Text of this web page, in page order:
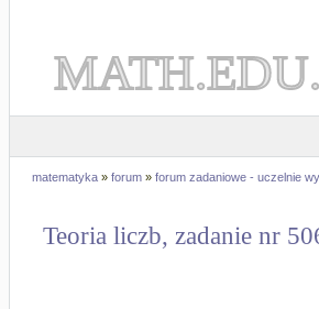
matematyka » forum » forum zadaniowe - uczelnie
Teoria liczb, zadanie nr